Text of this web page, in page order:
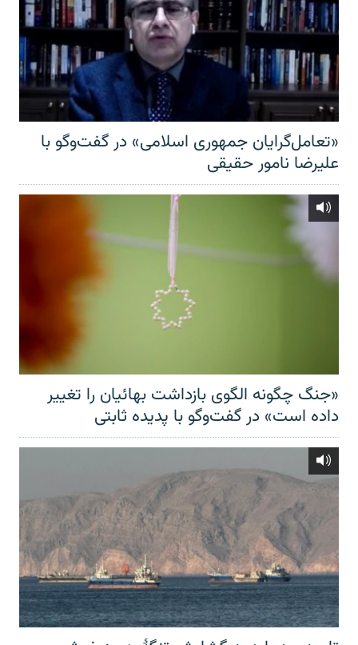
«تعامل‌گرایان جمهوری اسلامی» در گفت‌وگو با
علیرضا نامور حقیقی
«جنگ چگونه الگوی بازداشت بهائیان را تغییر
داده است» در گفت‌وگو با پدیده ثابتی